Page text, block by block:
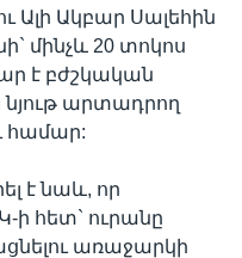
Ակբար Սալեհին
մինչև 20 տոկոս
է բժշկական
արտադրող
համար:
է նաև, որ
հետ` ուրանը
առաջարկի